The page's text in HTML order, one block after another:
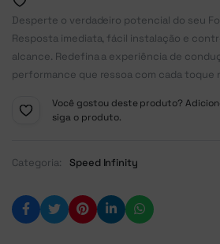
Desperte o verdadeiro potencial do seu
Resposta imediata, fácil instalação e
alcance. Redefina a experiência de
performance que ressoa com cada toque
Você gostou deste produto?
siga o produto.
Categoria: Speed Infinity